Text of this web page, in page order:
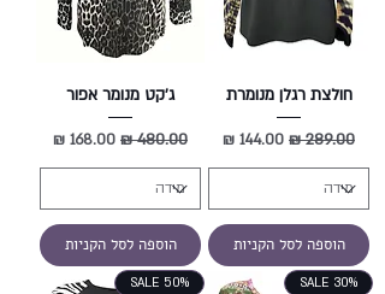
חולצת רגלן מנומרת
מחיר רגיל מחיר מבצע
הוספה לסל הקניות
ג'קט מנומר אפור
מחיר רגיל מחיר מבצע
הוספה לסל הקניות
SALE 30%
SALE 50%